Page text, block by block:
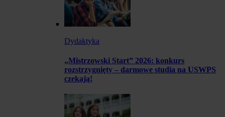
Dydaktyka
„Mistrzowski Start” 2026: konkurs
rozstrzygnięty – darmowe studia na USWPS
czekają!